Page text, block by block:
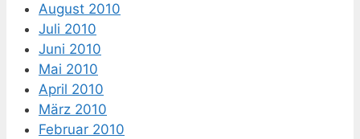
August 2010
Juli 2010
Juni 2010
Mai 2010
April 2010
März 2010
Februar 2010